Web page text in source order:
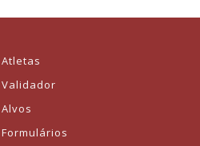
Atletas
Validador
Alvos
Formulários